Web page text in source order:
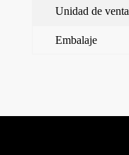
Unidad de venta
Embalaje